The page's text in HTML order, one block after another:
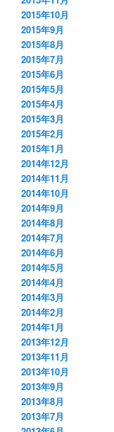
2015年10月
2015年9月
2015年8月
2015年7月
2015年6月
2015年5月
2015年4月
2015年3月
2015年2月
2015年1月
2014年12月
2014年11月
2014年10月
2014年9月
2014年8月
2014年7月
2014年6月
2014年5月
2014年4月
2014年3月
2014年2月
2014年1月
2013年12月
2013年11月
2013年10月
2013年9月
2013年8月
2013年7月